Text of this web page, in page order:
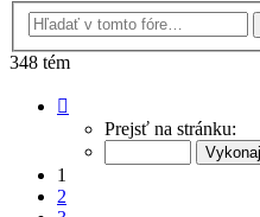
348 tém
Prejsť na stránku:
1
2